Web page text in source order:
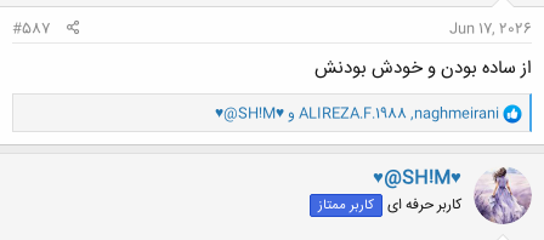
Jun 17, 2026
#587
از ساده بودن و خودش بودنش
و
ا
ک
ن
ش
ه
ا
naghmeirani
,
ALIREZA.F.1988 و ♥@SH!M♥
♥@SH!M♥
کاربر حرفه ای کاربر ممتاز